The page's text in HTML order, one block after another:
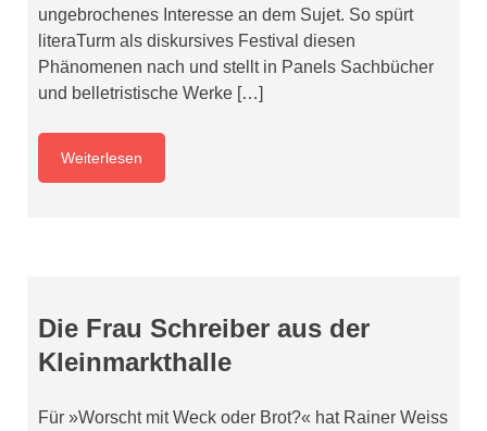
ungebrochenes Interesse an dem Sujet. So spürt
literaTurm als diskursives Festival diesen
Phänomenen nach und stellt in Panels Sachbücher
und belletristische Werke […]
Weiterlesen
Die Frau Schreiber aus der
Kleinmarkthalle
Für »Worscht mit Weck oder Brot?« hat Rainer Weiss